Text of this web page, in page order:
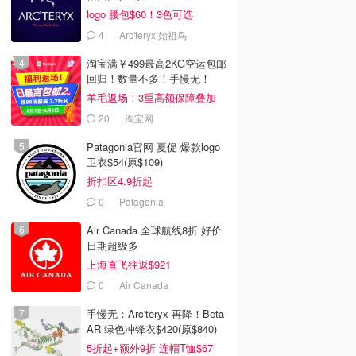
logo 腰包$60！3色可选
4 Arc'teryx 始祖鸟
淘宝满￥499最高2KG空运包邮
回归！数量不多！手慢无！
羊毛返场！3重高额保障叠加
20 淘宝网
Patagonia官网 夏促 爆款logo
卫衣$54(原$109)
折扣区4.9折起
0 Patagonia
Air Canada 全球航线8折 好价
日期超级多
上海直飞往返$921
0 Air Canada
手慢无：Arc'teryx 再降！Beta
AR 绿色冲锋衣$420(原$840)
5折起+额外9折 连帽T恤$67